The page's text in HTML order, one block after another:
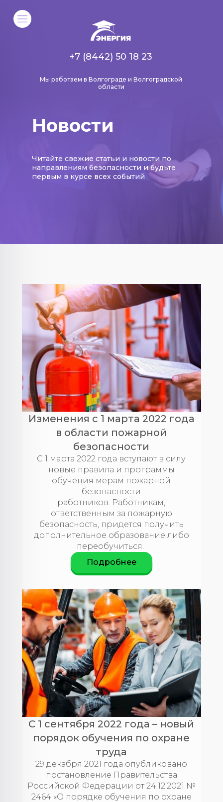
Мы работаем в Волгограде и Волгоградской
области
+7 (8442) 50 18 23
Новости
Читайте свежие статьи и новости по
направлениям безопасности и будьте
первым в курсе всех событий
Изменения с 1 марта 2022 года
в области пожарной
безопасности
С 1 марта 2022 года вступают в силу
новые правила и программы
обучения мерам пожарной
безопасности
работников. Работникам,
ответственным за пожарную
безопасность, придется получить
дополнительное образование либо
переобучиться.​​​​​​​
Подробнее
С 1 сентября 2022 года – новый
порядок обучения по охране
труда
29 декабря 2021 года опубликовано
постановление Правительства
Российской Федерации от 24.12.2021 №
2464 «О порядке обучения по охране